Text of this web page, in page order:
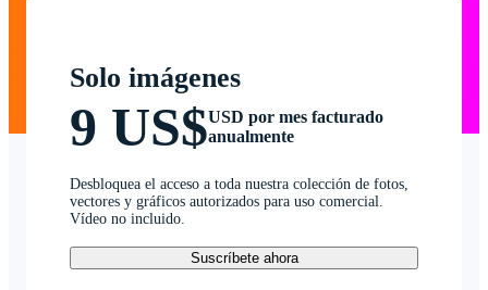
Solo imágenes
9 US$USD por mes facturado
anualmente
Desbloquea el acceso a toda nuestra colección de fotos,
vectores y gráficos autorizados para uso comercial.
Vídeo no incluido.
Suscríbete ahora